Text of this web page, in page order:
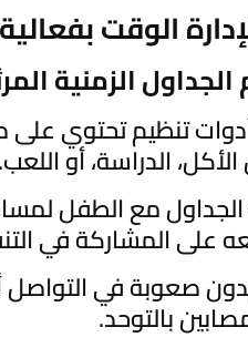
الوقت بفعالية
تنظيم تحتوي
الدراسة، أو اللعب.
مع الطفل
على المشاركة في
صعوبة في التواصل
بالتوحد.